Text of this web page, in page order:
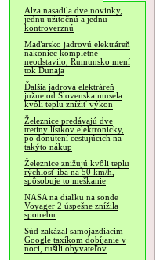
Alza nasadila dve novinky,
jednu užitočnú a jednu
kontroverznú
Maďarsko jadrovú elektráreň
nakoniec kompletne
neodstavilo, Rumunsko mení
tok Dunaja
Ďalšia jadrová elektráreň
južne od Slovenska musela
kvôli teplu znížiť výkon
Železnice predávajú dve
tretiny lístkov elektronicky,
po donútení cestujúcich na
takýto nákup
Železnice znižujú kvôli teplu
rýchlosť iba na 50 km/h,
spôsobuje to meškanie
NASA na diaľku na sonde
Voyager 2 úspešne znížila
spotrebu
Súd zakázal samojazdiacim
Google taxíkom dobíjanie v
noci, rušili obyvateľov